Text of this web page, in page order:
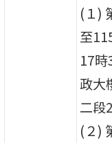
(１)
至
17
政大
二段
(２)